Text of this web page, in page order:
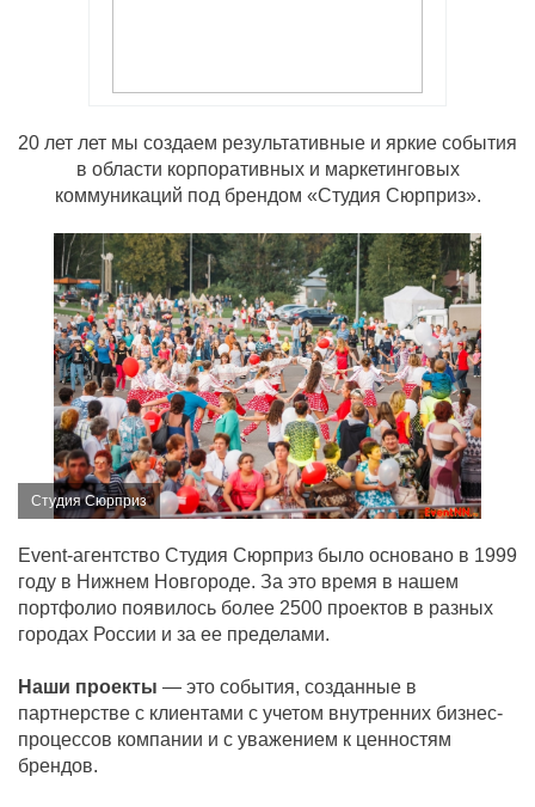
20 лет лет мы создаем результативные и яркие события
в области корпоративных и маркетинговых
коммуникаций под брендом «Студия Сюрприз».
Студия Сюрприз
Event-агентство Студия Сюрприз было основано в 1999
году в Нижнем Новгороде. За это время в нашем
портфолио появилось более 2500 проектов в разных
городах России и за ее пределами.
Наши проекты — это события, созданные в
партнерстве с клиентами с учетом внутренних бизнес-
процессов компании и с уважением к ценностям
брендов.